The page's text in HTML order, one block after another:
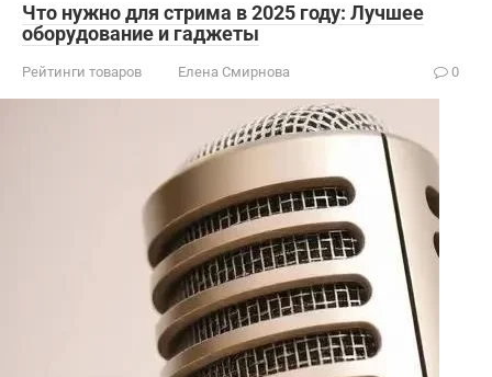
Что нужно для стрима в 2025 году: Лучшее
оборудование и гаджеты
Рейтинги товаров Елена Смирнова 0